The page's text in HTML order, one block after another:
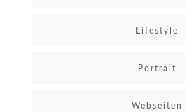
Lifestyle
Portrait
Webseiten